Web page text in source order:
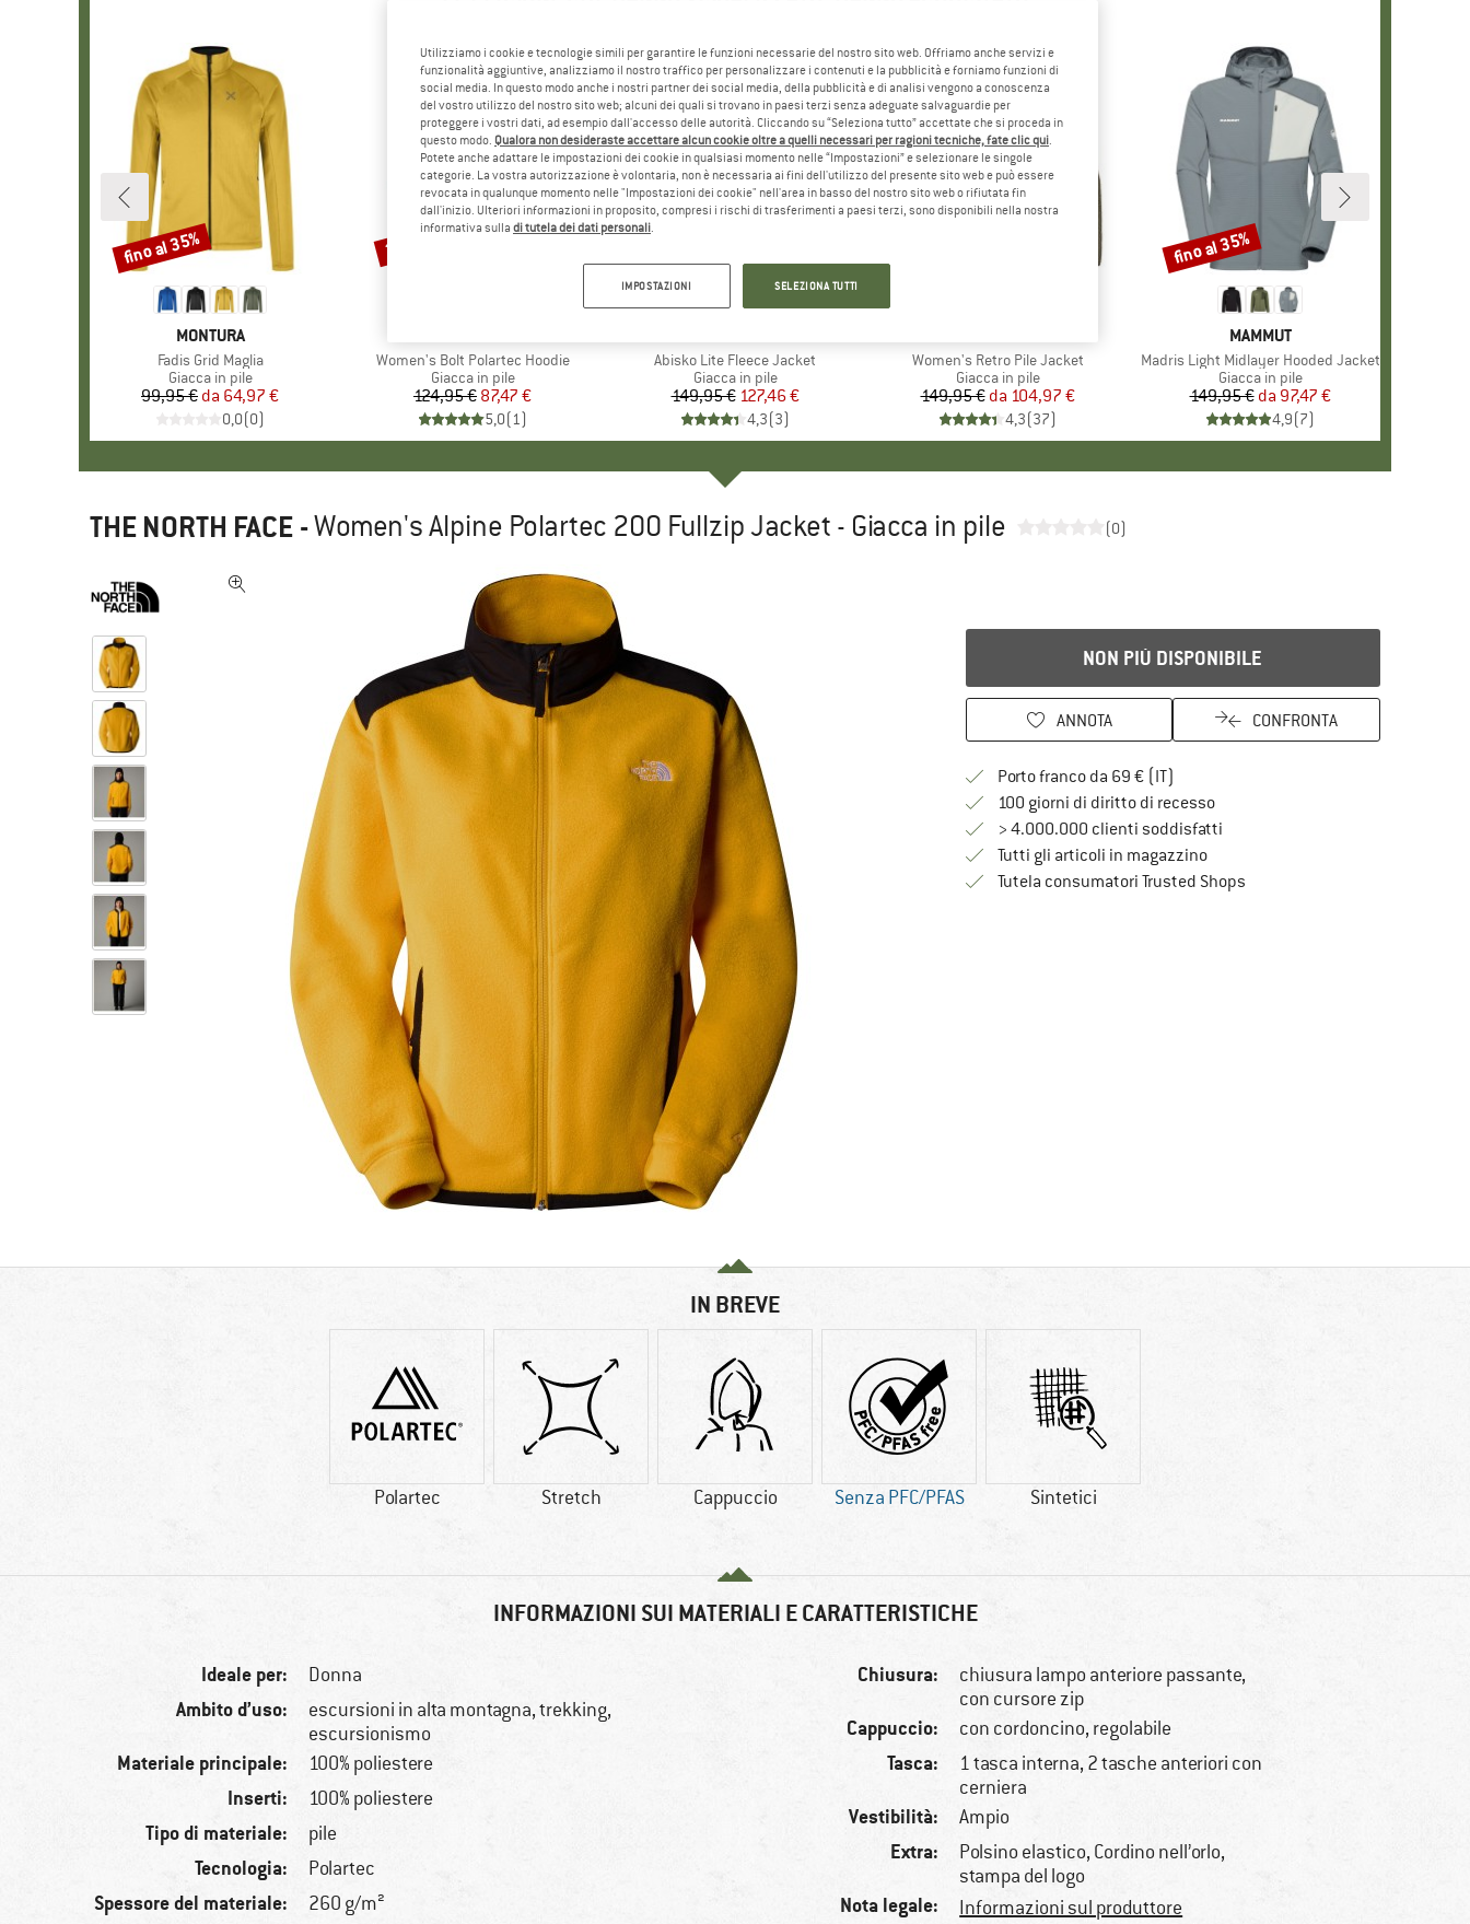
MARCHIO
MONTURA
Articolo
Fadis Grid Maglia
Gruppo di prodotti
Giacca in pile
Prezzo
99,95 € Prezzo ridotto
da 64,97 €
0,0(0)
Sconto
fino al 35%
Articolo
Women's Bolt Polartec Hoodie
Gruppo di prodotti
Giacca in pile
Prezzo
124,95 €Prezzo ridotto
87,47 €
5,0(1)
Sconto
30%
Articolo
Abisko Lite Fleece Jacket
Gruppo di prodotti
Giacca in pile
Prezzo
149,95 €Prezzo ridotto
127,46 €
4,3(3)
Articolo
Women's Retro Pile Jacket
Gruppo di prodotti
Giacca in pile
Prezzo
149,95 € Prezzo ridotto
da 104,97 €
4,3(37)
MARCHIO
MAMMUT
Articolo
Madris Light Midlayer Hooded Jacket
Gruppo di prodotti
Giacca in pile
Prezzo
149,95 € Prezzo ridotto
da 97,47 €
4,9(7)
Sconto
fino al 35%
THE NORTH FACE -Women's Alpine Polartec 200 Fullzip Jacket - Giacca in pile (0)
NON PIÙ DISPONIBILE
ANNOTA CONFRONTA
Porto franco da 69 € (IT)
100 giorni di diritto di recessoVai alla politica di recesso qui Si
> 4.000.000 clienti soddisfatti
Tutti gli articoli in magazzino
Tutela consumatori Trusted ShopsTrovi tutte le informazioni qui!
IN BREVE
Polartec Stretch Cappuccio Senza PFC/PFAS Sintetici
INFORMAZIONI SUI MATERIALI E CARATTERISTICHE
Ideale per: Donna
Ambito d’uso:
escursioni in alta montagna, trekking,
escursionismo
Materiale principale: 100% poliestere
Inserti: 100% poliestere
Tipo di materiale: pile
Tecnologia: Polartec
Spessore del materiale: 260 g/m²
Chiusura:
chiusura lampo anteriore passante,
con cursore zip
Cappuccio: con cordoncino, regolabile
Tasca:
1 tasca interna, 2 tasche anteriori con
cerniera
Vestibilità: Ampio
Extra:
Polsino elastico, Cordino nell’orlo,
stampa del logo
Nota legale: Informazioni sul produttore
Utilizziamo i cookie e tecnologie simili per garantire le funzioni necessarie del nostro sito web. Offriamo anche servizi e
funzionalità aggiuntive, analizziamo il nostro traffico per personalizzare i contenuti e la pubblicità e forniamo funzioni di
social media. In questo modo anche i nostri partner dei social media, della pubblicità e di analisi vengono a conoscenza
del vostro utilizzo del nostro sito web; alcuni dei quali si trovano in paesi terzi senza adeguate salvaguardie per
proteggere i vostri dati, ad esempio dall'accesso delle autorità. Cliccando su “Seleziona tutto” accettate che si proceda in
questo modo. Qualora non desideraste accettare alcun cookie oltre a quelli necessari per ragioni tecniche, fate clic qui.
Potete anche adattare le impostazioni dei cookie in qualsiasi momento nelle “Impostazioni” e selezionare le singole
categorie. La vostra autorizzazione è volontaria, non è necessaria ai fini dell'utilizzo del presente sito web e può essere
revocata in qualunque momento nelle "Impostazioni dei cookie" nell'area in basso del nostro sito web o rifiutata fin
dall'inizio. Ulteriori informazioni in proposito, compresi i rischi di trasferimenti a paesi terzi, sono disponibili nella nostra
informativa sulla di tutela dei dati personali.
IMPOSTAZIONI SELEZIONA TUTTI